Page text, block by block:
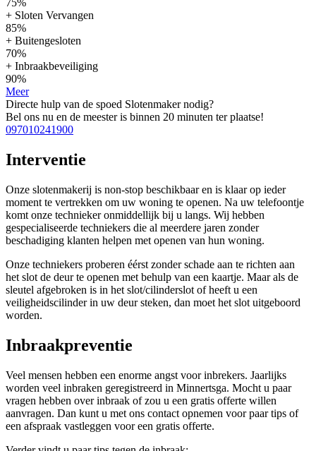
75%
+ Sloten Vervangen
85%
+ Buitengesloten
70%
+ Inbraakbeveiliging
90%
Meer
Directe hulp van de spoed Slotenmaker nodig?
Bel ons nu en de meester is binnen 20 minuten ter plaatse!
097010241900
Interventie
Onze slotenmakerij is non-stop beschikbaar en is klaar op ieder
moment te vertrekken om uw woning te openen. Na uw telefoontje
komt onze technieker onmiddellijk bij u langs. Wij hebben
gespecialiseerde techniekers die al meerdere jaren zonder
beschadiging klanten helpen met openen van hun woning.
Onze techniekers proberen éérst zonder schade aan te richten aan
het slot de deur te openen met behulp van een kaartje. Maar als de
sleutel afgebroken is in het slot/cilinderslot of heeft u een
veiligheidscilinder in uw deur steken, dan moet het slot uitgeboord
worden.
Inbraakpreventie
Veel mensen hebben een enorme angst voor inbrekers. Jaarlijks
worden veel inbraken geregistreerd in Minnertsga. Mocht u paar
vragen hebben over inbraak of zou u een gratis offerte willen
aanvragen. Dan kunt u met ons contact opnemen voor paar tips of
een afspraak vastleggen voor een gratis offerte.